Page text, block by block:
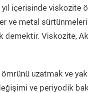
yıl içerisinde
metal sürtünmeleri
Viskozite,
uzatmak ve
ve periyodik